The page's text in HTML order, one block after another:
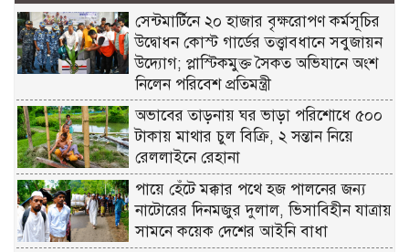
সেন্টমার্টিনে ২০ হাজার বৃক্ষরোপণ কর্মসূচির
উদ্বোধন কোস্ট গার্ডের তত্ত্বাবধানে সবুজায়ন
উদ্যোগ; প্লাস্টিকমুক্ত সৈকত অভিযানে অংশ
নিলেন পরিবেশ প্রতিমন্ত্রী
অভাবের তাড়নায় ঘর ভাড়া পরিশোধে ৫০০
টাকায় মাথার চুল বিক্রি, ২ সন্তান নিয়ে
রেললাইনে রেহানা
পায়ে হেঁটে মক্কার পথে হজ পালনের জন্য
নাটোরের দিনমজুর দুলাল, ভিসাবিহীন যাত্রায়
সামনে কয়েক দেশের আইনি বাধা